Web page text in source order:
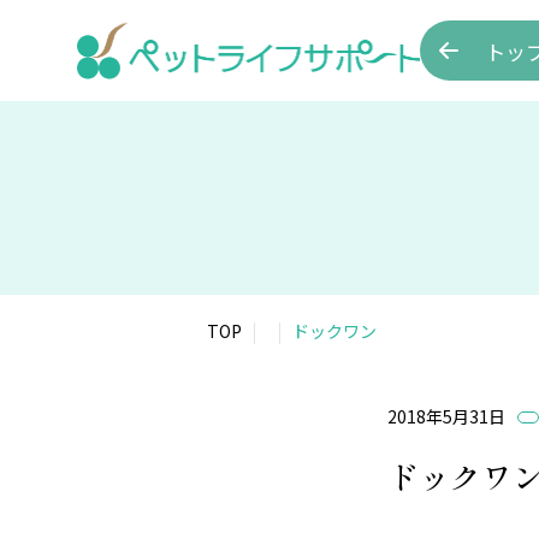
トッ
TOP ドックワン
2018年5月31日
ドックワ